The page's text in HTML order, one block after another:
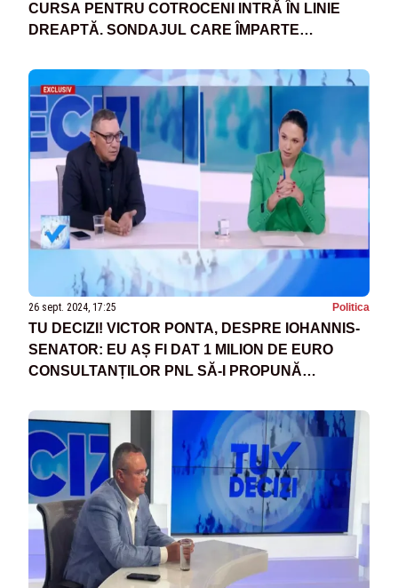
CURSA PENTRU COTROCENI INTRĂ ÎN LINIE
DREAPTĂ. SONDAJUL CARE ÎMPARTE
26 sept. 2024, 17:25 Politica
TU DECIZI! VICTOR PONTA, DESPRE IOHANNIS-
SENATOR: EU AȘ FI DAT 1 MILION DE EURO
CONSULTANȚILOR PNL SĂ-I PROPUNĂ
MONUMENTALĂ!